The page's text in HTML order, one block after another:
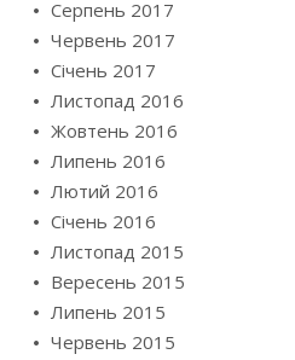
Серпень 2017
Червень 2017
Січень 2017
Листопад 2016
Жовтень 2016
Липень 2016
Лютий 2016
Січень 2016
Листопад 2015
Вересень 2015
Липень 2015
Червень 2015